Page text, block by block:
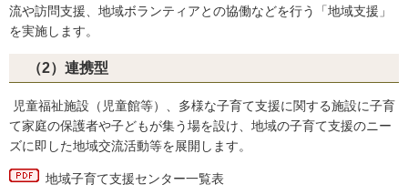
流や訪問支援、地域ボランティアとの協働などを行う「地域支援」
を実施します。
（2）連携型
児童福祉施設（児童館等）、多様な子育て支援に関する施設に子育
て家庭の保護者や子どもが集う場を設け、地域の子育て支援のニー
ズに即した地域交流活動等を展開します。
地域子育て支援センター一覧表